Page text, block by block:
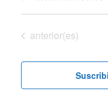
Seleccionar
Eventos
anterior(es)